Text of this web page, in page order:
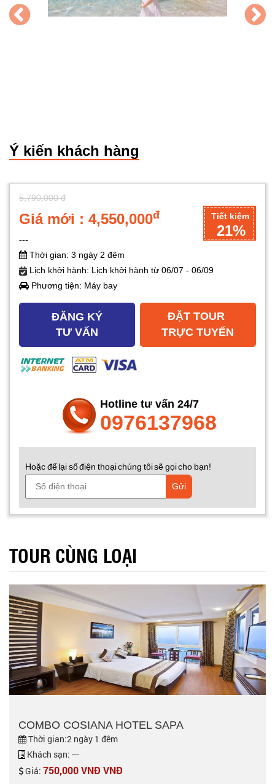
Ý kiến khách hàng
5,790,000 đ
Giá mới : 4,550,000đ
---
Tiết kiệm
21%
Thời gian: 3 ngày 2 đêm
Lịch khởi hành: Lịch khởi hành từ 06/07 - 06/09
Phương tiện: Máy bay
ĐĂNG KÝ
TƯ VẤN
ĐẶT TOUR
TRỰC TUYẾN
Hotline tư vấn 24/7
0976137968
Hoặc để lại số điện thoại chúng tôi sẽ gọi cho bạn!
Gửi
TOUR CÙNG LOẠI
COMBO COSIANA HOTEL SAPA
Thời gian:2 ngày 1 đêm
Khách sạn: ---
Giá: 750,000 VNĐ VNĐ